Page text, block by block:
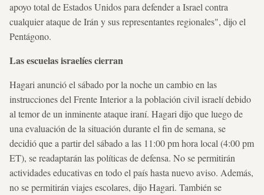
apoyo total de Estados Unidos para defender a Israel contra
cualquier ataque de Irán y sus representantes regionales", dijo el
Pentágono.
Las escuelas israelíes cierran
Hagari anunció el sábado por la noche un cambio en las
instrucciones del Frente Interior a la población civil israelí debido
al temor de un inminente ataque iraní. Hagari dijo que luego de
una evaluación de la situación durante el fin de semana, se
decidió que a partir del sábado a las 11:00 pm hora local (4:00 pm
ET), se readaptarán las políticas de defensa. No se permitirán
actividades educativas en todo el país hasta nuevo aviso. Además,
no se permitirán viajes escolares, dijo Hagari. También se